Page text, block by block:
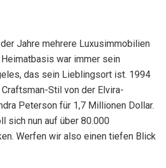
Jahre mehrere Luxusimmobilien
war immer sein
das sein Lieblingsort ist. 1994
Stil von der Elvira-
Peterson für 1,7 Millionen Dollar.
sich nun auf über 80.000
Werfen wir also einen tiefen Blick